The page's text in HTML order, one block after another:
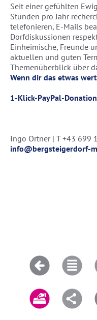
Seit einer gefühlten
Stunden pro Jahr
telefonieren, E-Mails
Dorfdiskussionen
Einheimische, Freunde
aktuellen und guten
Themenüberblick über
Wenn dir das etwas
1-Klick-PayPal-Donation
Ingo Ortner | T +43 699
info@bergsteigerdorf-